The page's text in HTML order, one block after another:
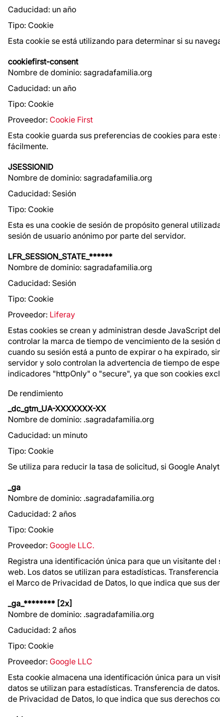
Caducidad: un año
Tipo: Cookie
Esta cookie se está utilizando para determinar si su
cookiefirst-consent
Nombre de dominio: sagradafamilia.org
Caducidad: un año
Tipo: Cookie
Proveedor: Cookie First
Esta cookie guarda sus preferencias de cookies para
fácilmente.
JSESSIONID
Nombre de dominio: sagradafamilia.org
Caducidad: Sesión
Tipo: Cookie
Esta es una cookie de sesión de propósito general
sesión de usuario anónimo por parte del servidor.
LFR_SESSION_STATE_******
Nombre de dominio: sagradafamilia.org
Caducidad: Sesión
Tipo: Cookie
Proveedor: Liferay
Estas cookies se crean y administran desde JavaScript
controlar la marca de tiempo de vencimiento de la
cuando su sesión está a punto de expirar o ha expirado,
servidor y solo controlan la advertencia de tiempo de
indicadores "httpOnly" o "secure", ya que son cookies
De rendimiento
_dc_gtm_UA-XXXXXXX-XX
Nombre de dominio: .sagradafamilia.org
Caducidad: un minuto
Tipo: Cookie
Se utiliza para reducir la tasa de solicitud, si Google
_ga
Nombre de dominio: .sagradafamilia.org
Caducidad: 2 años
Tipo: Cookie
Proveedor: Google LLC.
Registra una identificación única para que un visitante
web. Los datos se utilizan para estadísticas.
el Marco de Privacidad de Datos, lo que indica que sus
_ga_******** [2x]
Nombre de dominio: .sagradafamilia.org
Caducidad: 2 años
Tipo: Cookie
Proveedor: Google LLC
Esta cookie almacena una identificación única para un
datos se utilizan para estadísticas. Transferencia de
de Privacidad de Datos, lo que indica que sus derechos